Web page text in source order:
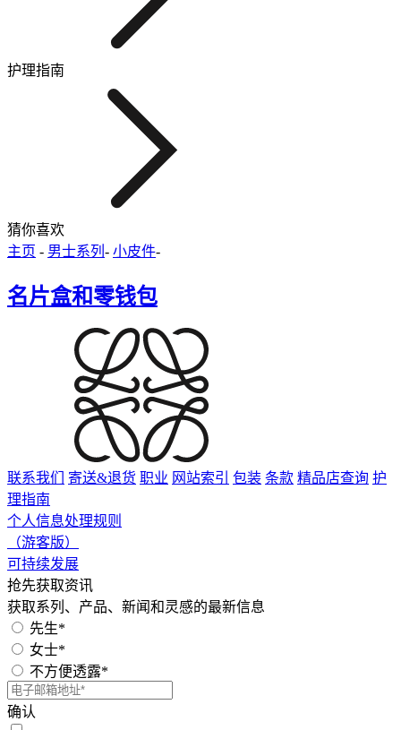
护理指南
猜你喜欢
主页 - 男士系列 - 小皮件-
名片盒和零钱包
联系我们 寄送&退货 职业 网站索引 包装 条款 精品店查询 护
理指南
个人信息处理规则
（游客版）
可持续发展
抢先获取资讯
获取系列、产品、新闻和灵感的最新信息
先生*
女士*
不方便透露*
确认